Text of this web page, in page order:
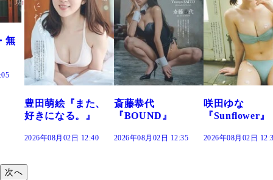
斎藤恭代
『BOUND』
2026年08月02日 12:35
咲田ゆな
『Sunflower』
2026年08月02日 12:30
藤水咲桜『花
だまり』
2026年08月02日
次へ